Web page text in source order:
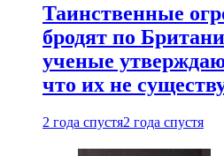
Таинственные
бродят по
ученые
что их не
2 года спустя2 года спустя